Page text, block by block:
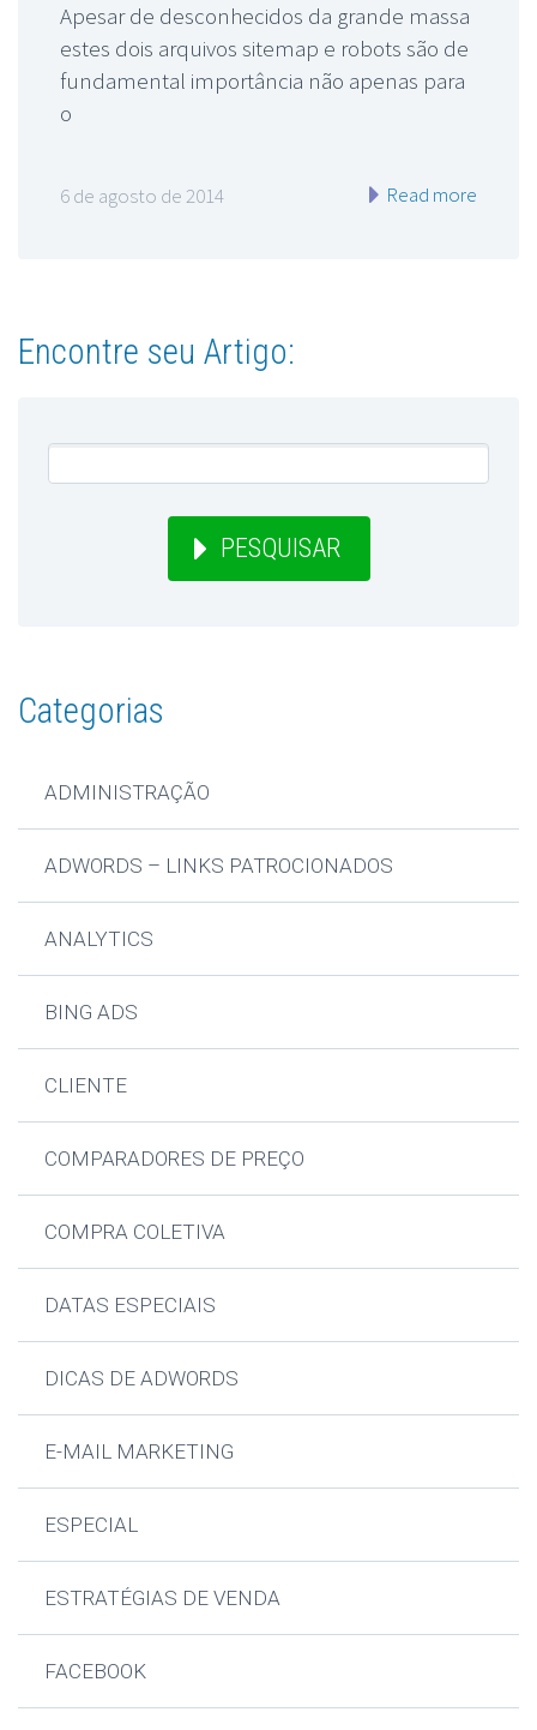
Apesar de desconhecidos da grande massa
estes dois arquivos sitemap e robots são de
fundamental importância não apenas para
o
6 de agosto de 2014 Read more
Encontre seu Artigo:
PESQUISAR
Categorias
ADMINISTRAÇÃO
ADWORDS – LINKS PATROCIONADOS
ANALYTICS
BING ADS
CLIENTE
COMPARADORES DE PREÇO
COMPRA COLETIVA
DATAS ESPECIAIS
DICAS DE ADWORDS
E-MAIL MARKETING
ESPECIAL
ESTRATÉGIAS DE VENDA
FACEBOOK